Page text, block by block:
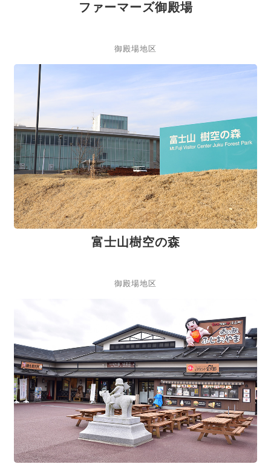
ファーマーズ御殿場
御殿場地区
富士山樹空の森
御殿場地区